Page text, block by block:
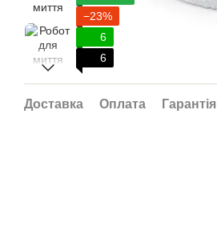
−23%
6
6
Доставка Оплата Гарантія